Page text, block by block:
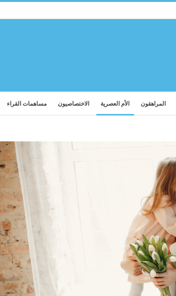
المراهقون الأم العصرية الاختصاصيون مساهمات القراء